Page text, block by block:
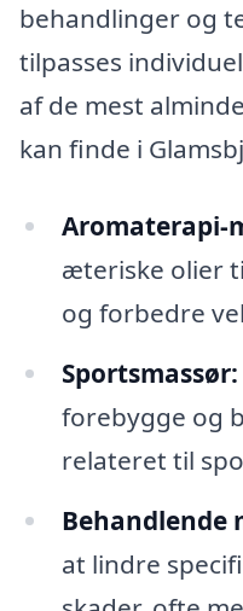
behandlinger og
tilpasses
af de mest
kan finde i
Aromaterapi-
æteriske olier
og forbedre
Sportsmassør:
forebygge og
relateret til
Behandlende
at lindre